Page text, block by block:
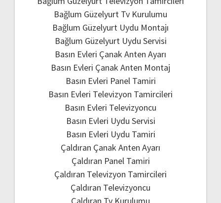
Bağlum Güzelyurt Tv Kurulumu
Bağlum Güzelyurt Uydu Montajı
Bağlum Güzelyurt Uydu Servisi
Basın Evleri Çanak Anten Ayarı
Basın Evleri Çanak Anten Montaj
Basın Evleri Panel Tamiri
Basın Evleri Televizyon Tamircileri
Basın Evleri Televizyoncu
Basın Evleri Uydu Servisi
Basın Evleri Uydu Tamiri
Çaldıran Çanak Anten Ayarı
Çaldıran Panel Tamiri
Çaldıran Televizyon Tamircileri
Çaldıran Televizyoncu